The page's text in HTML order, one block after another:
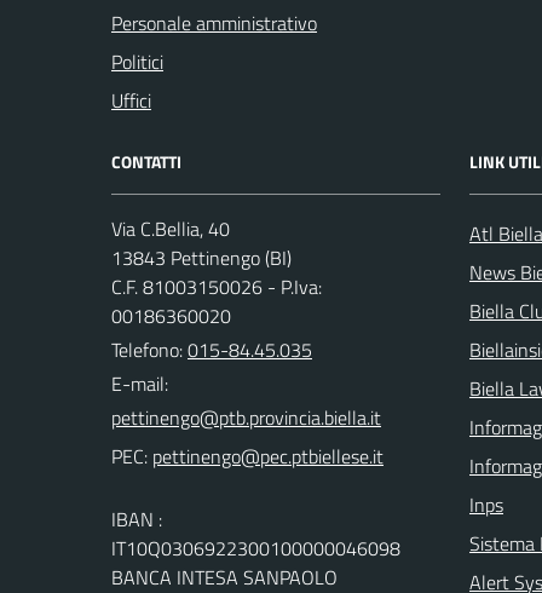
Personale amministrativo
Politici
Uffici
CONTATTI
Via C.Bellia, 40
13843 Pettinengo (BI)
C.F. 81003150026 - P.Iva:
00186360020
Telefono:015-84.45.035
E-mail:
PEC:
IBAN :
IT10Q0306922300100000046098
BANCA INTESA SANPAOLO
LINK
Atl Biella
News
Biella
Biella
Inps
Sistema
Alert